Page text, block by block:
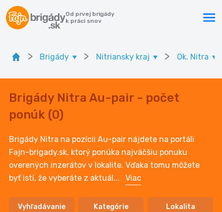
Od prvej brigády
k práci snov
> Brigády > Nitriansky kraj > Ok. Nitra
Brigády Nitra Au-pair - počet
ponúk (0)
Brigády Nitra na pozícii Au-pair nájdete na portáli
Fajn-brigady.sk, ktorý ponúka najväčšiu ponuku
overených inzerátov v lokalite. Vďaka tomu môžete
byť istí, že vyberáte z aktuál ... Viac
Vyhľadávanie Kategórie Lokalita